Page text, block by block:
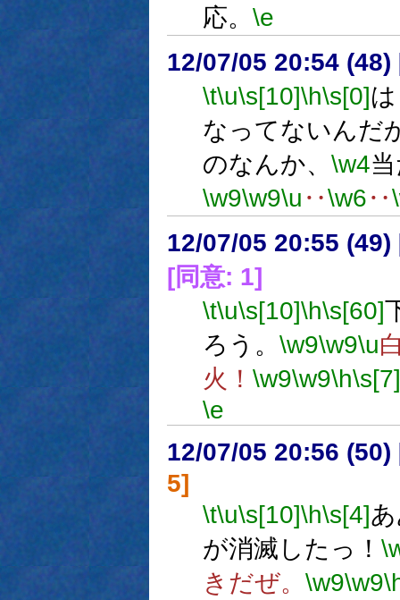
応。 \e
12/07/05 20:54 (48)
\t\u\s[10]\h\s[0]
なってないんだ
のなんか、 \w4
\w9\w9\u ‥\w6‥
12/07/05 20:55 (49)
[同意: 1]
\t\u\s[10]\h\s[60]
ろう。 \w9\w9\u
火！ \w9\w9\h\s[7]
\e
12/07/05 20:56 (50)
5]
\t\u\s[10]\h\s[4]
が消滅したっ！
きだぜ。 \w9\w9